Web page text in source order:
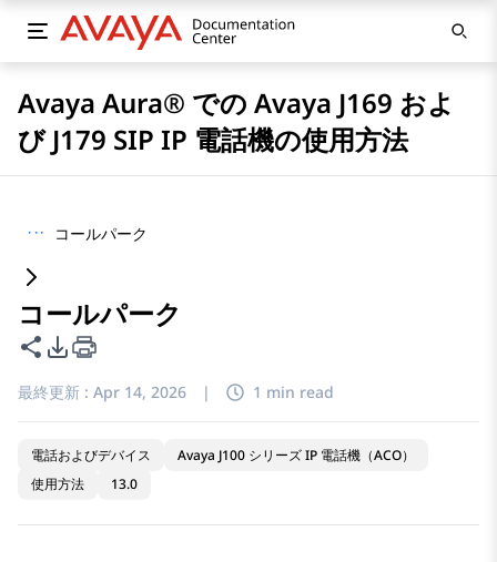
Avaya Aura® での Avaya J169 およ
び J179 SIP IP 電話機の使用方法
··· コールパーク
コールパーク
このページを共有
PDFエクスポートオプション
最終更新 : Apr 14, 2026 | 1 min read
電話およびデバイス
Avaya J100 シリーズ IP 電話機（ACO）
使用方法
13.0